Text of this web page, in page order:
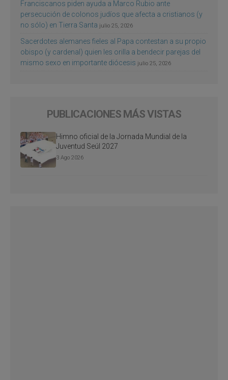
Franciscanos piden ayuda a Marco Rubio ante
persecución de colonos judíos que afecta a cristianos (y
no sólo) en Tierra Santa julio 25, 2026
Sacerdotes alemanes fieles al Papa contestan a su propio
obispo (y cardenal) quien les orilla a bendecir parejas del
mismo sexo en importante diócesis julio 25, 2026
PUBLICACIONES MÁS VISTAS
Himno oficial de la Jornada Mundial de la
Juventud Seúl 2027
3 Ago 2026